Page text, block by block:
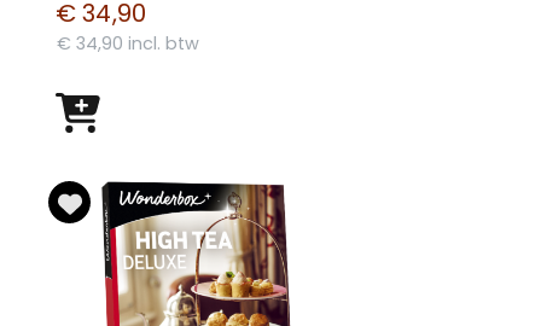
€ 34,90
€ 34,90 incl. btw